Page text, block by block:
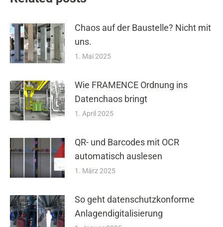
Chaos auf der Baustelle? Nicht mit
uns.
1. Mai 2025
Wie FRAMENCE Ordnung ins
Datenchaos bringt
1. April 2025
QR- und Barcodes mit OCR
automatisch auslesen
1. März 2025
So geht datenschutzkonforme
Anlagendigitalisierung